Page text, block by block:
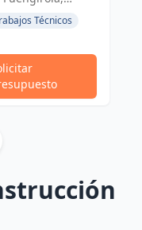
Técnicos